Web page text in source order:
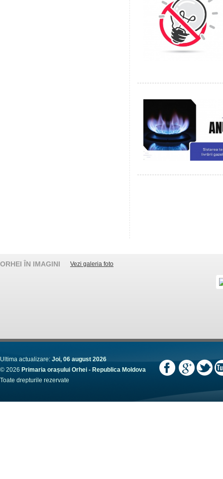
ORHEI ÎN IMAGINI Vezi galeria foto
Ultima actualizare: Joi, 06 august 2026
© 2026 Primaria orașului Orhei - Republica Moldova
Toate drepturile rezervate